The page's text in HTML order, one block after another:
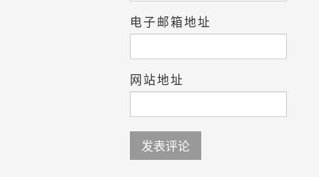
电子邮箱地址
网站地址